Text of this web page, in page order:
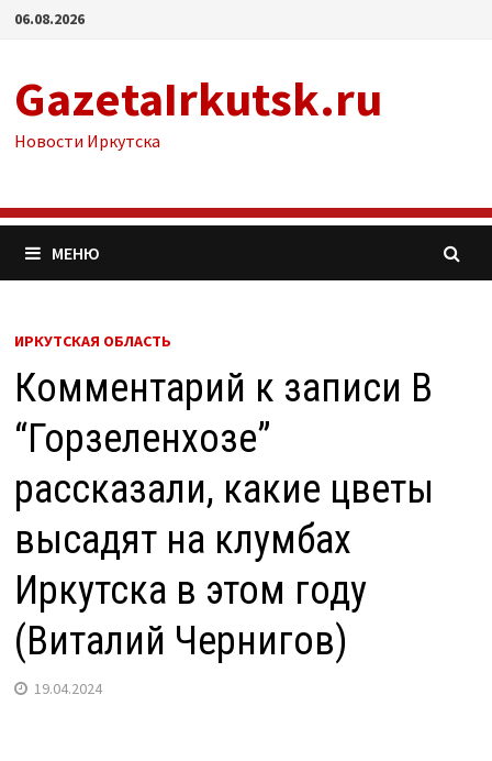
Перейти
06.08.2026
GazetaIrkutsk.ru
Новости Иркутска
МЕНЮ
ИРКУТСКАЯ ОБЛАСТЬ
Комментарий к записи В
“Горзеленхозе”
рассказали, какие цветы
высадят на клумбах
Иркутска в этом году
(Виталий Чернигов)
19.04.2024